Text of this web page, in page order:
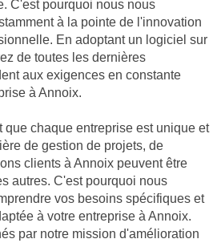
C'est pourquoi nous nous
à la pointe de l'innovation
En adoptant un logiciel sur
de toutes les dernières
aux exigences en constante
à Annoix.
que chaque entreprise est unique et
de gestion de projets, de
clients à Annoix peuvent être
autres. C'est pourquoi nous
vos besoins spécifiques et
à votre entreprise à Annoix.
par notre mission d'amélioration